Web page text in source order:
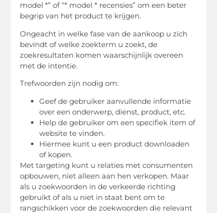
model *” of “* model * recensies” om een ​​beter
begrip van het product te krijgen.
Ongeacht in welke fase van de aankoop u zich
bevindt of welke zoekterm u zoekt, de
zoekresultaten komen waarschijnlijk overeen
met de intentie.
Trefwoorden zijn nodig om:
Geef de gebruiker aanvullende informatie
over een onderwerp, dienst, product, etc.
Help de gebruiker om een ​​specifiek item of
website te vinden.
Hiermee kunt u een product downloaden
of kopen.
Met targeting kunt u relaties met consumenten
opbouwen, niet alleen aan hen verkopen. Maar
als u zoekwoorden in de verkeerde richting
gebruikt of als u niet in staat bent om te
rangschikken voor de zoekwoorden die relevant